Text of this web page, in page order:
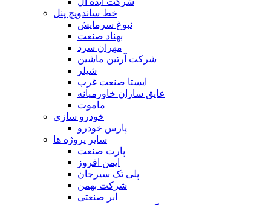
خط ساندویچ پنل
نبوغ سرمایش
بهناد صنعت
مهران سرد
شرکت آرتین ماشین
شیلر
ایستا صنعت غرب
عایق سازان خاورمیانه
ماموت
خودرو سازی
پارس خودرو
سایر پروژه ها
پارت صنعت
ایمن افروز
پلی تک سیرجان
شرکت بهمن
ابر صنعتی